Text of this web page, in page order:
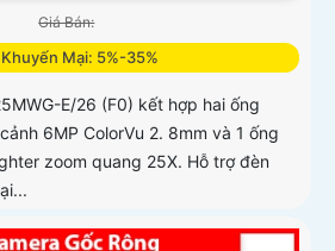
Giá Bán:
Khuyến Mại: 5%-35%
E/26 (F0) kết hợp hai ống
6MP ColorVu 2. 8mm và 1 ống
zoom quang 25X. Hỗ trợ đèn